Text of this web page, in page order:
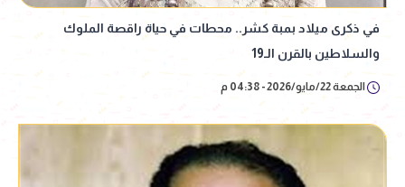
في ذكرى ميلاد بمبة كشر.. محطات في حياة راقصة الملوك
والسلاطين بالقرن الـ19
الجمعة 22/مايو/2026 - 04:38 م